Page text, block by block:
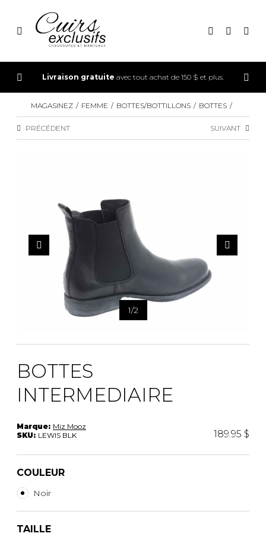
CONNEXION
INSCRIPTION
Livraison gratuite avec tout achat de 150 $ et plus.
MAGASINEZ FEMME BOTTES/BOTTILLONS BOTTES
PRÉCÉDENT SUIVANT
1/2
BOTTES
INTERMEDIAIRE
Marque: Miz Mooz
SKU: LEWIS BLK 189.95 $
COULEUR
Noir
TAILLE